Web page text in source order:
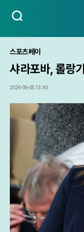
검
스포츠베이
샤라포바, 롤랑
2026-06-05 13:43